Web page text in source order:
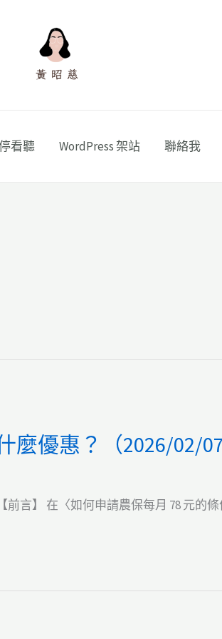
看聽 WordPress 架站 聯絡我
麼優惠？（2026/02/
前言】 在〈如何申請農保每月 78 元的